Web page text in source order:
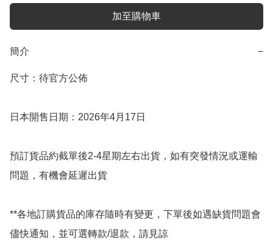
加至購物車
簡介 −
尺寸：待官方公佈
日本開售日期：2026年4月17日
預訂貨品約截單後2-4星期左右出貨，如有突發情況或運輸
問題，有機會延遲出貨
**各地訂購貨品的庫存隨時有變更，下單後如遇缺貨問題會
儘快通知，並可選轉款/退款，請見諒